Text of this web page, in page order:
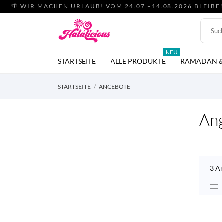
🌴 WIR MACHEN URLAUB! VOM 24.07.–14.08.2026
STARTSEITE ALLE PRODUKTE
NEU
RAMADAN
STARTSEITE ANGEBOTE
3